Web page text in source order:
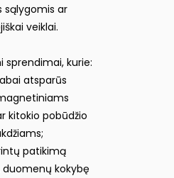
sąlygomis ar
veiklai.
sprendimai, kurie:
atsparūs
kitokio pobūdžio
patikimą
kokybę